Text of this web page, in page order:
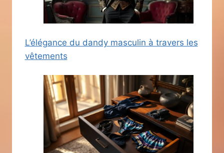
L’élégance du dandy masculin à travers les
vêtements